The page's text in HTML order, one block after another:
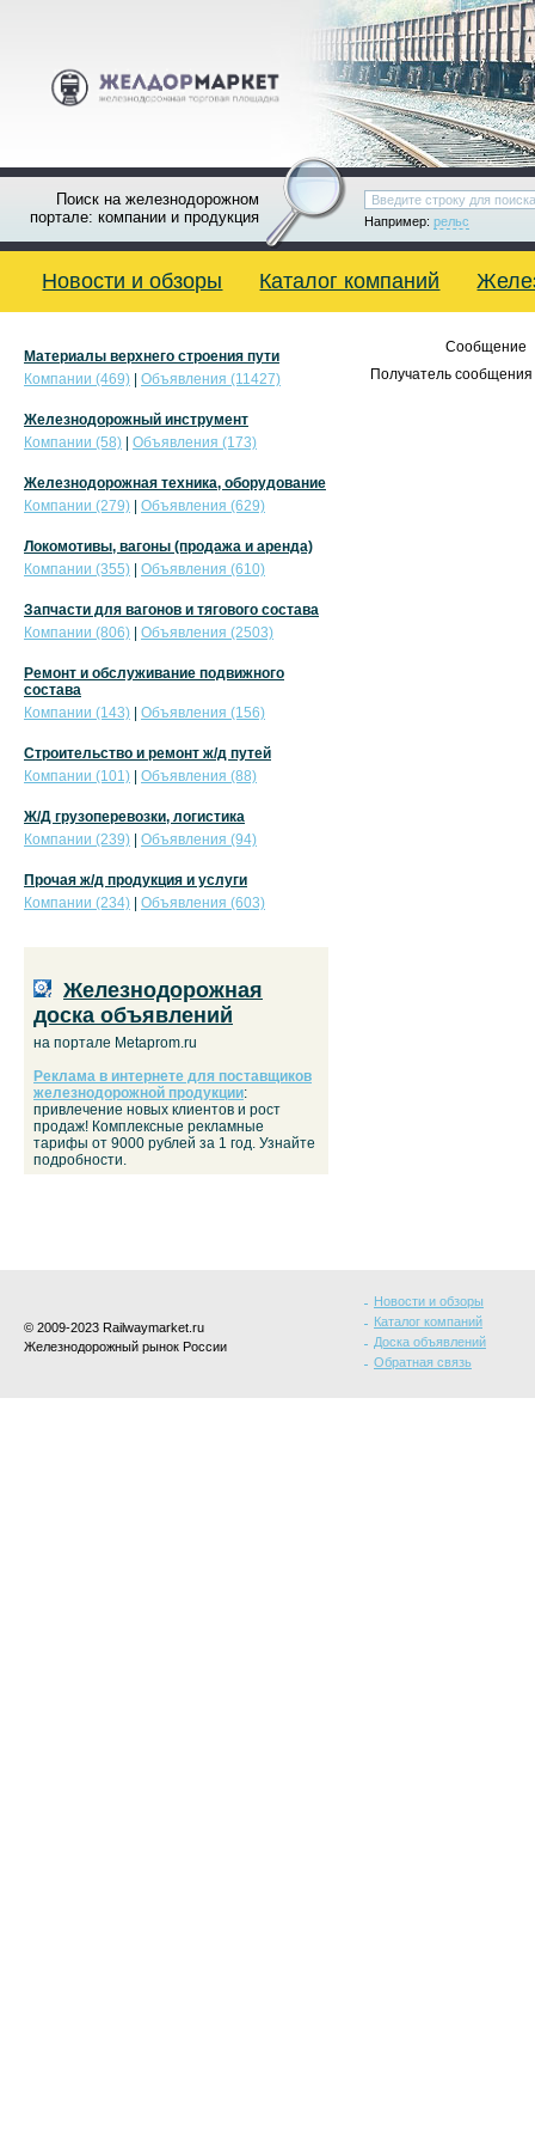
Поиск на железнодорожном
портале: компании и продукция
Например: рельс
Новости и обзоры Каталог компаний
Сообщение
Получатель сообщения
Материалы верхнего строения пути
Компании (469)
Объявления (11427)
Железнодорожный инструмент
Компании (58)
Объявления (173)
Железнодорожная техника, оборудование
Компании (279)
Объявления (629)
Локомотивы, вагоны (продажа и аренда)
Компании (355)
Объявления (610)
Запчасти для вагонов и тягового состава
Компании (806)
Объявления (2503)
Ремонт и обслуживание подвижного
состава
Компании (143)
Объявления (156)
Строительство и ремонт ж/д путей
Компании (101)
Объявления (88)
Ж/Д грузоперевозки, логистика
Компании (239)
Объявления (94)
Прочая ж/д продукция и услуги
Компании (234)
Объявления (603)
Железнодорожная
доска объявлений
на портале Metaprom.ru
Реклама в интернете для поставщиков
железнодорожной продукции:
привлечение новых клиентов и рост
продаж! Комплексные рекламные
тарифы от 9000 рублей за 1 год. Узнайте
подробности.
© 2009-2023 Railwaymarket.ru
Железнодорожный рынок России
Новости и обзоры
Каталог компаний
Доска объявлений
Обратная связь